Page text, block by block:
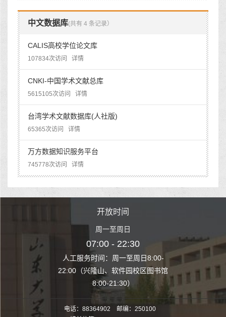
中文数据库(共有 4 条记录）
CALIS高校学位论文库
107834次访问 详情
CNKI-中国学术文献总库
5615105次访问 详情
台湾学术文献数据库(人社版)
65365次访问 详情
万方数据知识服务平台
745778次访问 详情
至周日8:00-
园校区图书馆
开放时间
周一至周日
07:00 - 22:30
人工服务时间：周一至周日8:00-
22:00（兴隆山、软件园校区图书馆
8:00-21:30）
人工服务时间
22:00（兴隆山
电话：88364902 邮编：250100